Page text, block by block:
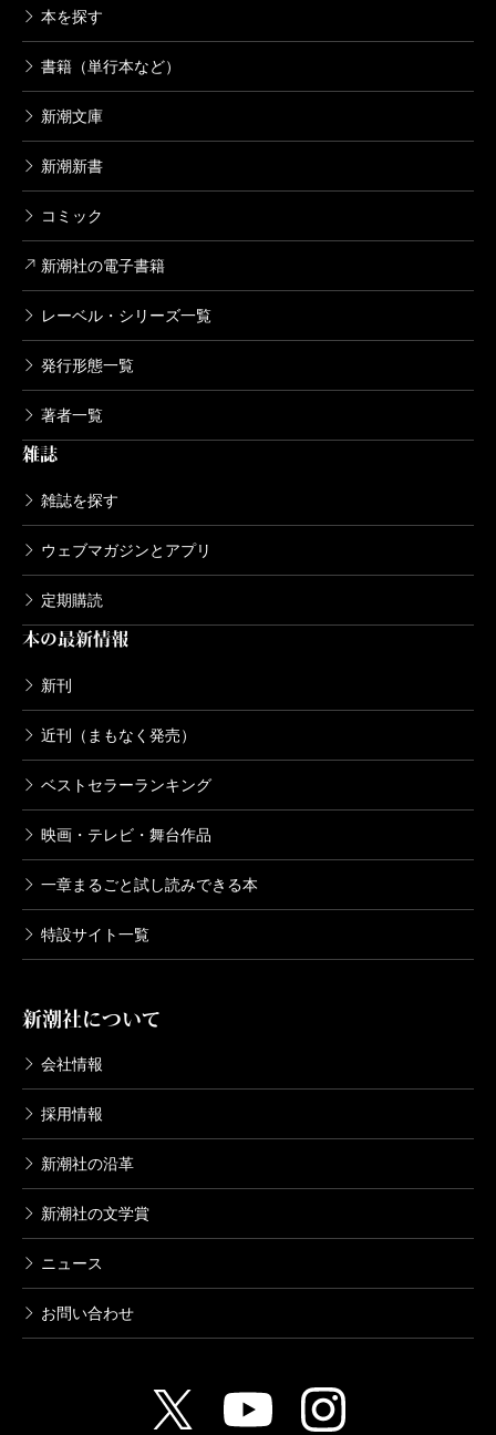
本を探す
書籍（単行本など）
新潮文庫
新潮新書
コミック
新潮社の電子書籍
レーベル・シリーズ一覧
発行形態一覧
著者一覧
雑誌
雑誌を探す
ウェブマガジンとアプリ
定期購読
本の最新情報
新刊
近刊（まもなく発売）
ベストセラーランキング
映画・テレビ・舞台作品
一章まるごと試し読みできる本
特設サイト一覧
新潮社について
会社情報
採用情報
新潮社の沿革
新潮社の文学賞
ニュース
お問い合わせ